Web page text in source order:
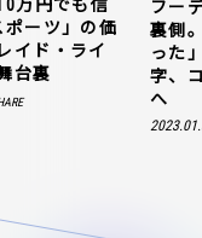
万円でも信
ーツ」の価
イド・ライ
台裏
フー
裏側
った
字、
へ